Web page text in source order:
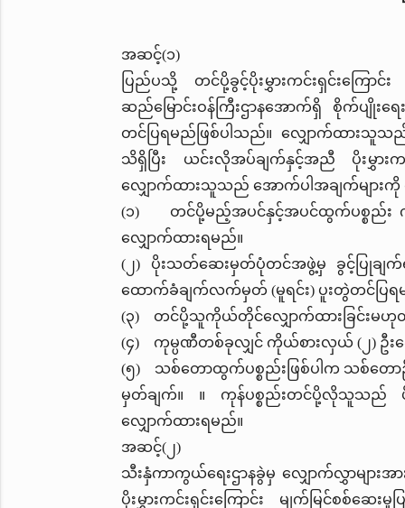
အဆင့်(၁)
ပြည်ပသို့ တင်ပို့ခွင့်ပိုးမွှားကင်းရှင်းကြေ
ဆည်မြောင်းဝန်ကြီးဌာနအောက်ရှိ စိုက်ပျိုး
တင်ပြရမည်ဖြစ်ပါသည်။ လျှောက်ထားသူ
သိရှိပြီး ယင်းလိုအပ်ချက်နှင့်အညီ ပိုးမွှား
လျှောက်ထားသူသည် အောက်ပါအချက်များ
(၁) တင်ပို့မည့်အပင်နှင့်အပင်ထွက်ပစ္စည်း ကို
လျှောက်ထားရမည်။
(၂) ပိုးသတ်ဆေးမှတ်ပုံတင်အဖွဲ့မှ ခွင့်ပြုချက်
ထောက်ခံချက်လက်မှတ် (မူရင်း) ပူးတွဲတင်ပြရ
(၃) တင်ပို့သူကိုယ်တိုင်လျှောက်ထားခြင်းမဟုတ်ပ
(၄) ကုမ္ပဏီတစ်ခုလျှင် ကိုယ်စားလှယ် (၂) ဦး
(၅) သစ်တောထွက်ပစ္စည်းဖြစ်ပါက သစ်တော
မှတ်ချက်။ ။ ကုန်ပစ္စည်းတင်ပို့လိုသူသည် ပို
လျှောက်ထားရမည်။
အဆင့်(၂)
သီးနှံကာကွယ်ရေးဌာနခွဲမှ လျှောက်လွှာများအ
ပိုးမွှားကင်းရှင်းကြောင်း မျက်မြင်စစ်ဆေး